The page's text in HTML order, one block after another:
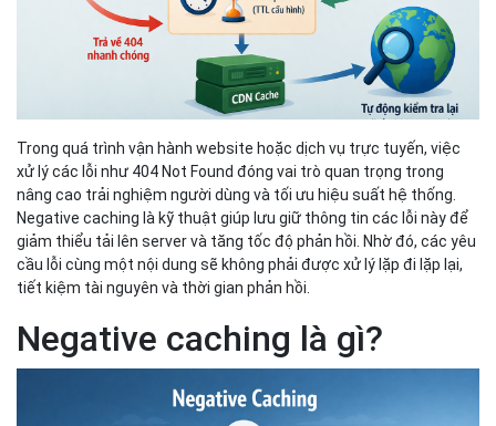
Trong quá trình vận hành website hoặc dịch vụ trực tuyến, việc
xử lý các lỗi như 404 Not Found đóng vai trò quan trọng trong
nâng cao trải nghiệm người dùng và tối ưu hiệu suất hệ thống.
Negative caching là kỹ thuật giúp lưu giữ thông tin các lỗi này để
giảm thiểu tải lên server và tăng tốc độ phản hồi. Nhờ đó, các yêu
cầu lỗi cùng một nội dung sẽ không phải được xử lý lặp đi lặp lại,
tiết kiệm tài nguyên và thời gian phản hồi.
Negative caching là gì?